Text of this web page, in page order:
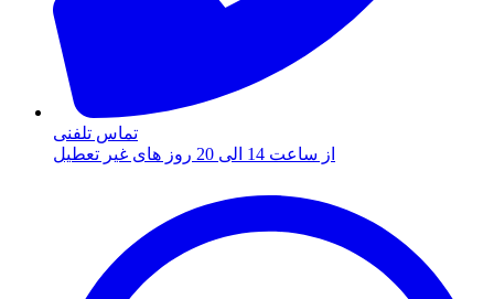
تماس تلفنی
از ساعت 14 الی 20 روز های غیر تعطیل